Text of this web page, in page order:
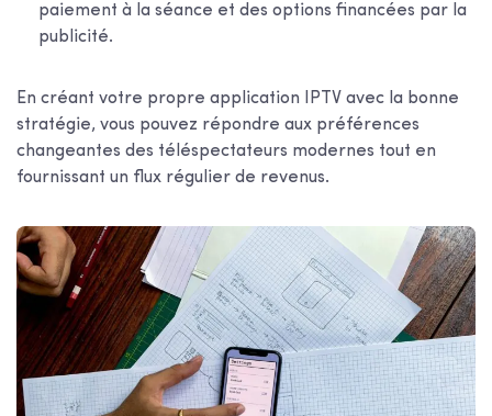
paiement à la séance et des options financées par la
publicité.
En créant votre propre application IPTV avec la bonne
stratégie, vous pouvez répondre aux préférences
changeantes des téléspectateurs modernes tout en
fournissant un flux régulier de revenus.